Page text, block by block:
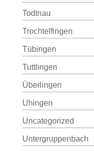
Todtnau
Trochtelfingen
Tübingen
Tuttlingen
Überlingen
Uhingen
Uncategorized
Untergruppenbach